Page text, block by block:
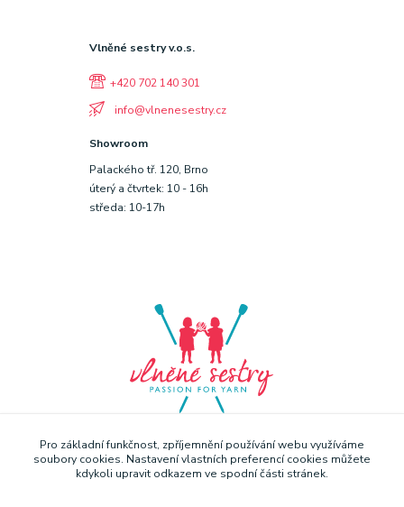
Vlněné sestry v.o.s.
+420 702 140 301
info@vlnenesestry.cz
Showroom
Palackého tř. 120, Brno
úterý a čtvrtek: 10 - 16h
středa: 10-17h
Pro základní funkčnost, zpříjemnění používání webu využíváme
soubory cookies. Nastavení vlastních preferencí cookies můžete
kdykoli upravit odkazem ve spodní části stránek.